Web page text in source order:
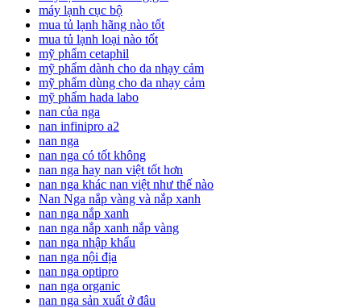
máy lạnh cục bộ
mua tủ lạnh hãng nào tốt
mua tủ lạnh loại nào tốt
mỹ phẩm cetaphil
mỹ phẩm dành cho da nhạy cảm
mỹ phẩm dùng cho da nhạy cảm
mỹ phẩm hada labo
nan của nga
nan infinipro a2
nan nga
nan nga có tốt không
nan nga hay nan việt tốt hơn
nan nga khác nan việt như thế nào
Nan Nga nắp vàng và nắp xanh
nan nga nắp xanh
nan nga nắp xanh nắp vàng
nan nga nhập khẩu
nan nga nội địa
nan nga optipro
nan nga organic
nan nga sản xuất ở đâu